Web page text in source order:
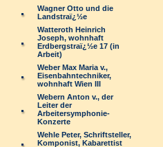
Wagner Otto und die
Landstraï¿½e
Watteroth Heinrich
Joseph, wohnhaft
Erdbergstraï¿½e 17 (in
Arbeit)
Weber Max Maria v.,
Eisenbahntechniker,
wohnhaft Wien III
Webern Anton v., der
Leiter der
Arbeitersymphonie-
Konzerte
Wehle Peter, Schriftsteller,
Komponist, Kabarettist